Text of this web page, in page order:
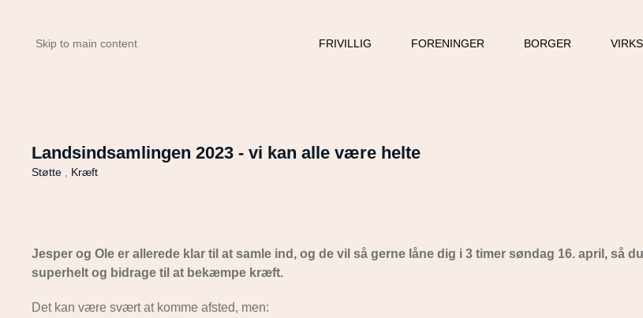
Skip to main content FRIVILLIG FORENINGER BORGER
Landsindsamlingen 2023 - vi kan alle være helte
Støtte Kræft
Jesper og Ole er allerede klar til at samle ind, og de vil så gerne låne dig i 3 timer søndag 16. april, så
superhelt og bidrage til at bekæmpe kræft.
Det kan være svært at komme afsted, men: